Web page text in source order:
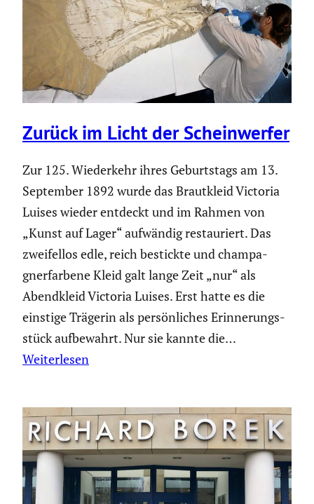
Zurück im Licht der Schein­werfer
Zur 125. Wieder­kehr ihres Geburts­tags am 13.
September 1892 wurde das Braut­kleid Victoria
Luises wieder entdeckt und im Rahmen von
„Kunst auf Lager“ aufwändig restau­riert. Das
zweifellos edle, reich bestickte und champa­
gner­far­bene Kleid galt lange Zeit „nur“ als
Abend­kleid Victoria Luises. Erst hatte es die
einstige Trägerin als persön­li­ches Erinne­rungs­
stück aufbe­wahrt. Nur sie kannte die…
Weiterlesen